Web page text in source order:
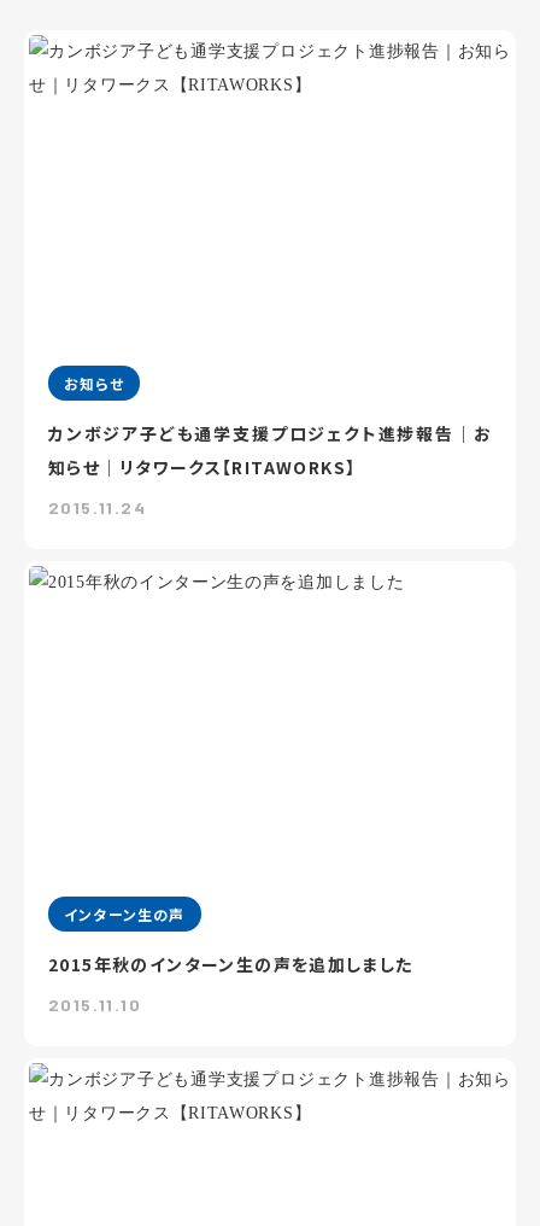
お知らせ
カンボジア子ども通学支援プロジェクト進捗報告｜お
知らせ｜リタワークス【RITAWORKS】
2015.11.24
インターン生の声
2015年秋のインターン生の声を追加しました
2015.11.10